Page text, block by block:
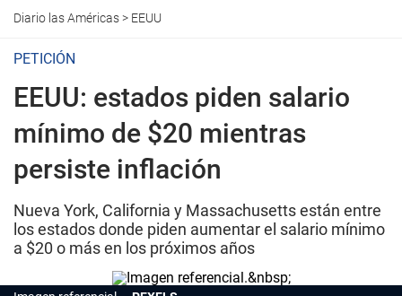
Diario las Américas> EEUU
PETICIÓN
EEUU: estados piden salario
mínimo de $20 mientras
persiste inflación
Nueva York, California y Massachusetts están entre
los estados donde piden aumentar el salario mínimo
a $20 o más en los próximos años